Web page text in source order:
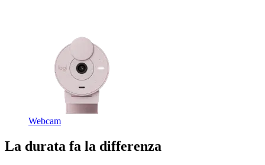
Webcam
La durata fa la differenza